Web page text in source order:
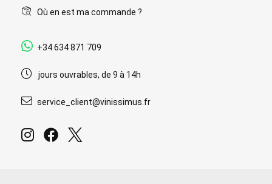
Où en est ma commande ?
+34 634 871 709
jours ouvrables, de 9 à 14h
service_client@vinissimus.fr